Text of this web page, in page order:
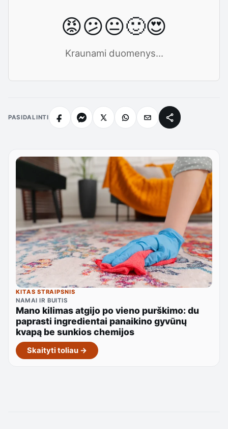
😡😕😐🙂😍
Kraunami duomenys...
PASIDALINTI
KITAS STRAIPSNIS
NAMAI IR BUITIS
Mano kilimas atgijo po vieno purškimo: du
paprasti ingredientai panaikino gyvūnų
kvapą be sunkios chemijos
Skaityti toliau →